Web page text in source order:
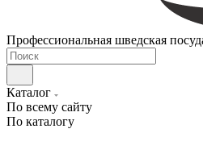
Профессиональная шведская
Каталог
По всему сайту
По каталогу